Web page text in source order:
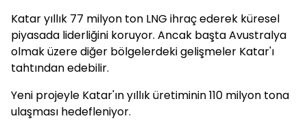
Katar yıllık 77 milyon ton LNG ihraç ederek küresel
piyasada liderliğini koruyor. Ancak başta Avustralya
olmak üzere diğer bölgelerdeki gelişmeler Katar'ı
tahtından edebilir.
Yeni projeyle Katar'ın yıllık üretiminin 110 milyon tona
ulaşması hedefleniyor.